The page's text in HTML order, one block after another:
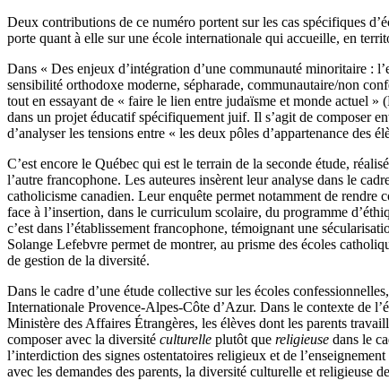
Deux contributions de ce numéro portent sur les cas spécifiques
porte quant à elle sur une école internationale qui accueille, en
Dans « Des enjeux d’intégration d’une communauté minoritaire :
sensibilité orthodoxe moderne, sépharade, communautaire/non
tout en essayant de « faire le lien entre judaïsme et monde actuel
dans un projet éducatif spécifiquement juif. Il s’agit de composer
d’analyser les tensions entre « les deux pôles d’appartenance
C’est encore le Québec qui est le terrain de la seconde étude,
l’autre francophone. Les auteures insèrent leur analyse dans le
catholicisme canadien. Leur enquête permet notamment de rendre
face à l’insertion, dans le curriculum scolaire, du programme
c’est dans l’établissement francophone, témoignant une
Solange Lefebvre permet de montrer, au prisme des écoles
de gestion de la diversité.
Dans le cadre d’une étude collective sur les écoles
Internationale Provence-Alpes-Côte d’Azur. Dans le contexte de
Ministère des Affaires Étrangères, les élèves dont les parents
composer avec la diversité culturelle plutôt que religieuse dans le
l’interdiction des signes ostentatoires religieux et de
avec les demandes des parents, la diversité culturelle et religieuse